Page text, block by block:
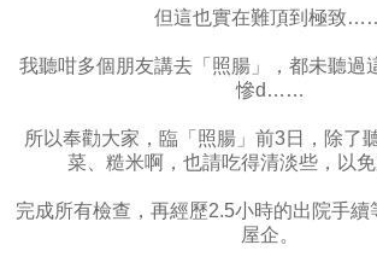
但這也實在難頂到極致
我聽咁多個朋友講去「照腸」，都未聽過
慘d……
所以奉勸大家，臨「照腸」前3日，除了
菜、糙米啊，也請吃得清淡些，以免
完成所有檢查，再經歷2.5小時的出院手續
屋企。